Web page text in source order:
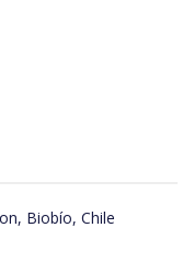
Biobío, Chile